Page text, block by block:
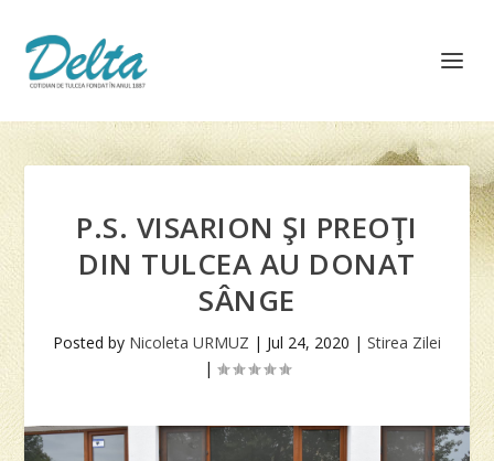
P.S. VISARION ŞI PREOŢI
DIN TULCEA AU DONAT
SÂNGE
Posted by Nicoleta URMUZ | Jul 24, 2020 | Stirea Zilei
|